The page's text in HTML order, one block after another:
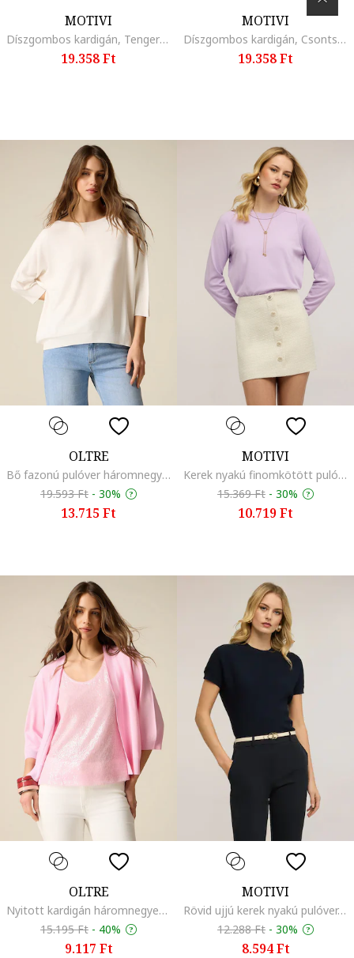
MOTIVI
Díszgombos kardigán, Tengerészkék
19.358 Ft
MOTIVI
Díszgombos kardigán, Csontszín
19.358 Ft
OLTRE
Bő fazonú pulóver háromnegyedes ujjakkal, Krémszín
19.593 Ft - 30%
13.715 Ft
MOTIVI
Kerek nyakú finomkötött pulóver, Halványlila
15.369 Ft - 30%
10.719 Ft
OLTRE
Nyitott kardigán háromnegyedes ujjakkal, Világos rózsaszín
15.195 Ft - 40%
9.117 Ft
MOTIVI
Rövid ujjú kerek nyakú pulóver, Fekete
12.288 Ft - 30%
8.594 Ft